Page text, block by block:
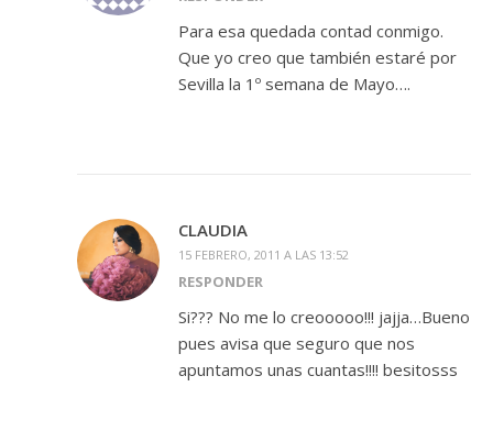
Para esa quedada contad conmigo.
Que yo creo que también estaré por
Sevilla la 1º semana de Mayo….
CLAUDIA
15 FEBRERO, 2011 A LAS 13:52
RESPONDER
Si??? No me lo creooooo!!! jajja…Bueno
pues avisa que seguro que nos
apuntamos unas cuantas!!!! besitosss